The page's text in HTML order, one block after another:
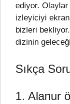
ediyor. Olaylar
izleyiciyi
bizleri
dizinin
Sıkça
1. Alanur